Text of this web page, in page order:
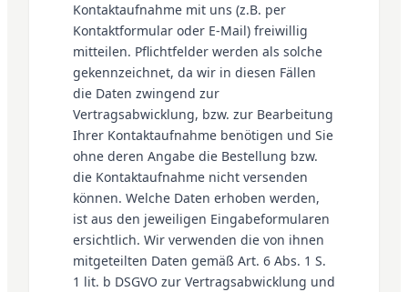
Kontaktaufnahme mit uns (z.B. per
Kontaktformular oder E-Mail) freiwillig
mitteilen. Pflichtfelder werden als solche
gekennzeichnet, da wir in diesen Fällen
die Daten zwingend zur
Vertragsabwicklung, bzw. zur Bearbeitung
Ihrer Kontaktaufnahme benötigen und Sie
ohne deren Angabe die Bestellung bzw.
die Kontaktaufnahme nicht versenden
können. Welche Daten erhoben werden,
ist aus den jeweiligen Eingabeformularen
ersichtlich. Wir verwenden die von ihnen
mitgeteilten Daten gemäß Art. 6 Abs. 1 S.
1 lit. b DSGVO zur Vertragsabwicklung und